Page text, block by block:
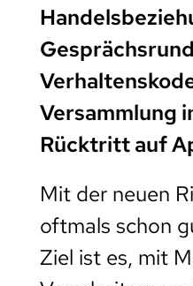
Versammlung
Rücktritt auf
Mit der neuen
oftmals schon
Ziel ist es, mit